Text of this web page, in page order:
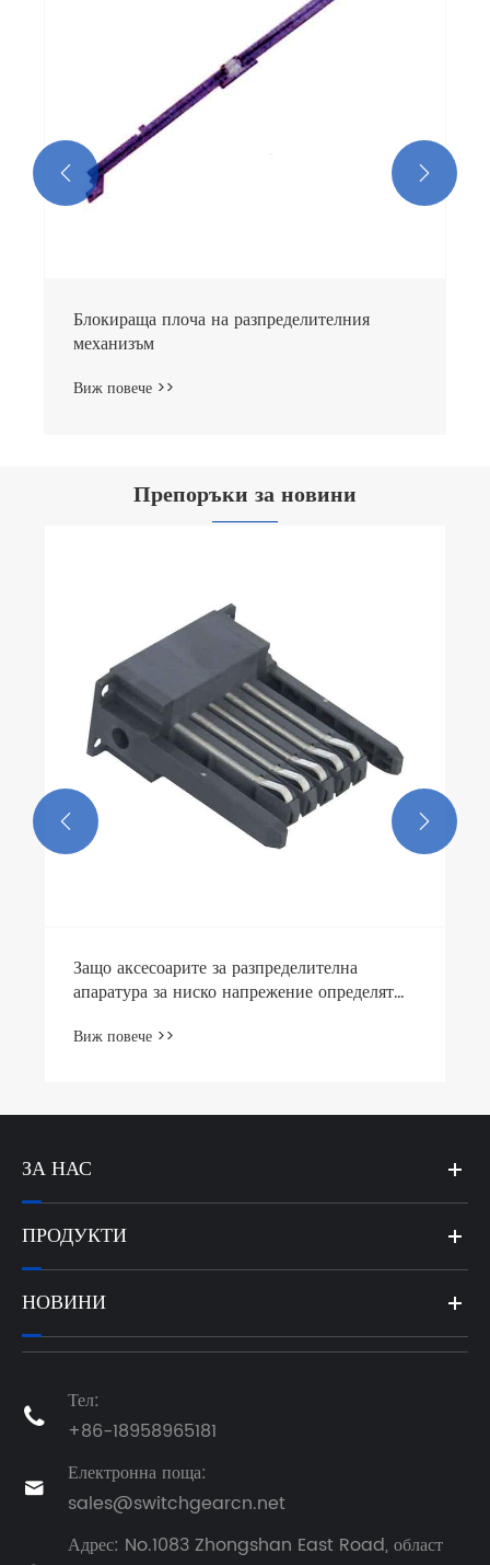
 
Препоръки за новини
Методи за инсталиране и поддръжка на
аксесоари за превключване с ниско
напрежение, произведени от Richge
Company?
Виж повече >>
 
ЗА НАС
ПРОДУКТИ
НОВИНИ

Тел:
+86-18958965181

Електронна поща:
sales@switchgearcn.net
Адрес: No.1083 Zhongshan East Road, област